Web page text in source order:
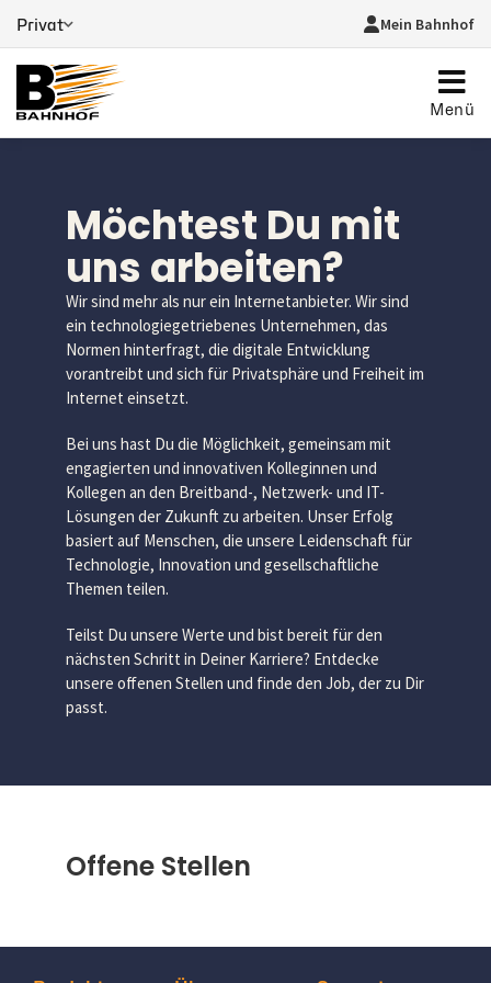
Privat Mein Bahnhof
Menü
Möchtest Du mit
uns arbeiten?
Wir sind mehr als nur ein Internetanbieter. Wir sind
ein technologiegetriebenes Unternehmen, das
Normen hinterfragt, die digitale Entwicklung
vorantreibt und sich für Privatsphäre und Freiheit im
Internet einsetzt.
Bei uns hast Du die Möglichkeit, gemeinsam mit
engagierten und innovativen Kolleginnen und
Kollegen an den Breitband-, Netzwerk- und IT-
Lösungen der Zukunft zu arbeiten. Unser Erfolg
basiert auf Menschen, die unsere Leidenschaft für
Technologie, Innovation und gesellschaftliche
Themen teilen.
Teilst Du unsere Werte und bist bereit für den
nächsten Schritt in Deiner Karriere? Entdecke
unsere offenen Stellen und finde den Job, der zu Dir
passt.
Offene Stellen